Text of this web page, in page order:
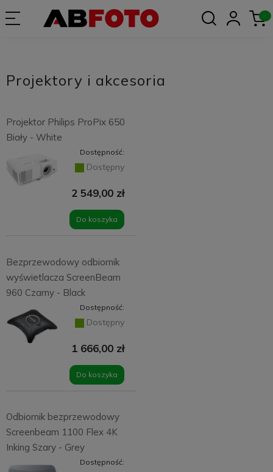
Projektory i akcesoria
Projektor Philips ProPix 650
Biały - White
Dostępność:
Dostępny
2 549,00 zł
Do koszyka
Bezprzewodowy odbiornik
wyświetlacza ScreenBeam
960 Czarny - Black
Dostępność:
Dostępny
1 666,00 zł
Do koszyka
Odbiornik bezprzewodowy
Screenbeam 1100 Flex 4K
Inking Szary - Grey
Dostępność: